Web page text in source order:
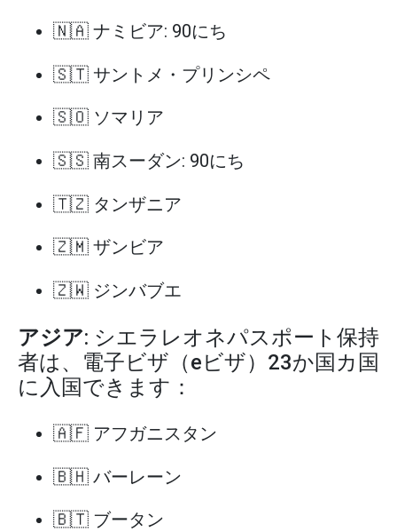
🇳🇦 ナミビア: 90にち
🇸🇹 サントメ・プリンシペ
🇸🇴 ソマリア
🇸🇸 南スーダン: 90にち
🇹🇿 タンザニア
🇿🇲 ザンビア
🇿🇼 ジンバブエ
アジア: シエラレオネパスポート保持
者は、電子ビザ（eビザ）23か国カ国
に入国できます：
🇦🇫 アフガニスタン
🇧🇭 バーレーン
🇧🇹 ブータン